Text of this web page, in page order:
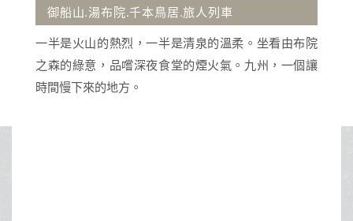
御船山.湯布院.千本鳥居.旅人列車
一半是火山的熱烈，一半是清泉的溫柔。坐看由布院
之森的綠意，品嚐深夜食堂的煙火氣。九州，一個讓
時間慢下來的地方。